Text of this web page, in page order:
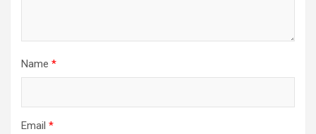
Name *
Email *